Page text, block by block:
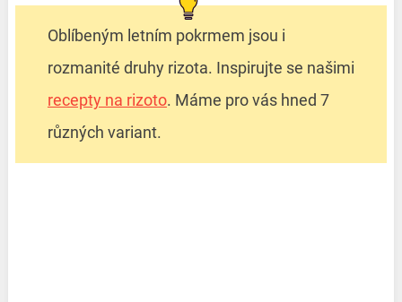
Oblíbeným letním pokrmem jsou i
rozmanité druhy rizota. Inspirujte se našimi
recepty na rizoto. Máme pro vás hned 7
různých variant.